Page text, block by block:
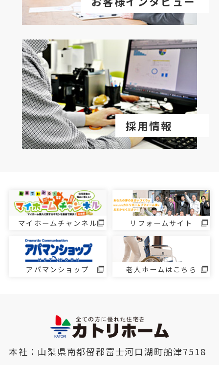
採用情報
マイホームチャンネル リフォームサイト
アパマンショップ 老人ホームはこちら
本社：山梨県南都留郡富士河口湖町船津7518